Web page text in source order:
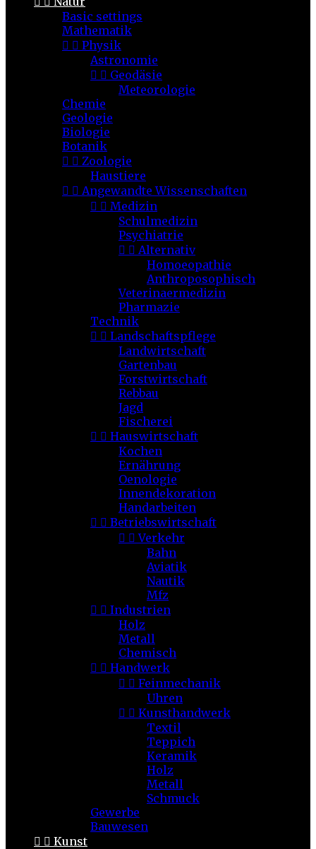
Basic settings
Mathematik
  Physik
Astronomie
  Geodäsie
Meteorologie
Chemie
Geologie
Biologie
Botanik
  Zoologie
Haustiere
  Angewandte Wissenschaften
  Medizin
Schulmedizin
Psychiatrie
  Alternativ
Homoeopathie
Anthroposophisch
Veterinaermedizin
Pharmazie
Technik
  Landschaftspflege
Landwirtschaft
Gartenbau
Forstwirtschaft
Rebbau
Jagd
Fischerei
  Hauswirtschaft
Kochen
Ernährung
Oenologie
Innendekoration
Handarbeiten
  Betriebswirtschaft
  Verkehr
Bahn
Aviatik
Nautik
Mfz
  Industrien
Holz
Metall
Chemisch
  Handwerk
  Feinmechanik
Uhren
  Kunsthandwerk
Textil
Teppich
Keramik
Holz
Metall
Schmuck
Gewerbe
Bauwesen
  Kunst